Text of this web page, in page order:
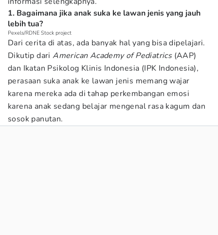
1. Bagaimana jika anak suka ke lawan jenis yang jauh
lebih tua?
Pexels/RDNE Stock project
Dari cerita di atas, ada banyak hal yang bisa dipelajari.
Dikutip dariAmerican Academy of Pediatrics(AAP)
dan Ikatan Psikolog Klinis Indonesia (IPK Indonesia),
perasaan suka anak ke lawan jenis memang wajar
karena mereka ada di tahap perkembangan emosi
karena anak sedang belajar mengenal rasa kagum dan
sosok panutan.